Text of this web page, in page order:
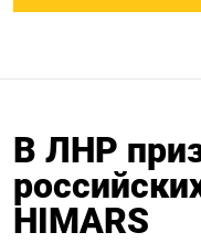
В ЛНР
HIMARS